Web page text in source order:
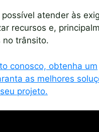
atender às
recursos e,
no trânsito.
conosco, obtenha um
as melhores
projeto.